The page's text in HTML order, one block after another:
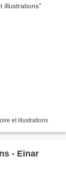
et illustrations
- Einar